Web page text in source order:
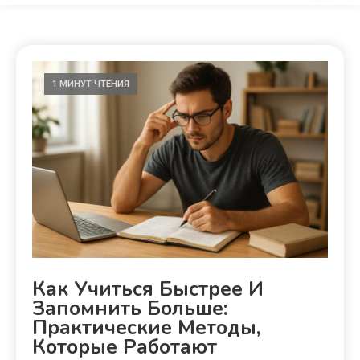
1 МИНУТ ЧТЕНИЯ
Как Учиться Быстрее И
Запомнить Больше:
Практические Методы,
Которые Работают